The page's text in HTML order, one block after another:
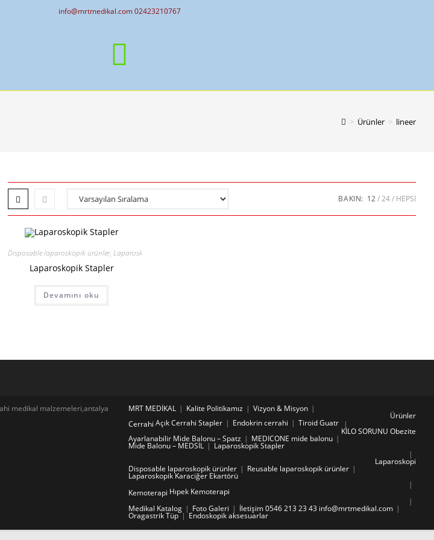
info@mrtmedikal.com 02423210767
> Ürünler > lineer
BAKIN: 12 24 HEPSI
Disposable laparoskopik ürünler, Laparoskopik Stapler
Laparoskopik Stapler
Devamını oku
MRT MEDİKAL Kalite Politikamız Vizyon & Misyon
Ürünler
Cerrahi Açık Cerrahi Stapler Endokrin cerrahi
Tiroid Guatr
KİLO SORUNU Obezite
Ayarlanabilir Mide Balonu – Spatz MEDICONE mide balonu
Mide Balonu – MEDSİL
Laparoskopik Stapler
Laparoskopi
Disposable laparoskopik ürünler Reusable laparoskopik ürünler
Laparoskopik Karaciğer Ekartörü
Kemoterapi Hıpek Kemoterapi
Medikal Katalog
Foto Galeri İletişim 0546 213 23 43 info@mrtmedikal.com
Oragastrik Tüp Endoskopik aksesuarlar
medikal malzemeleri,antalya